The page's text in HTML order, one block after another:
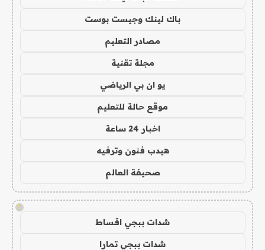
باك لينك وجيست بوست
مصادر التعليم
مجلة تقنية
يو ان بي الرياضي
موقع حالة للتعليم
اخبار 24 ساعة
هيدب فنون وترفيه
صحيفة العالم
!
شدات ببجي اقساط
شدات ببجي تمارا